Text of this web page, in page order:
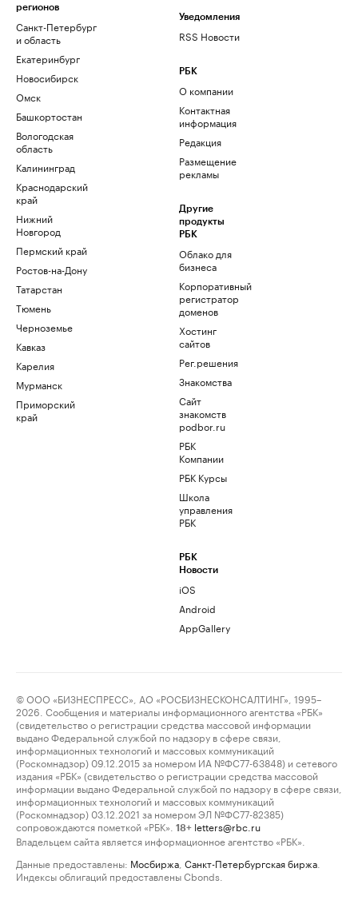
регионов
Санкт-Петербург
и область
Екатеринбург
Новосибирск
Омск
Башкортостан
Вологодская
область
Калининград
Краснодарский
край
Нижний
Новгород
Пермский край
Ростов-на-Дону
Татарстан
Тюмень
Черноземье
Кавказ
Карелия
Мурманск
Приморский
край
Уведомления
RSS Новости
РБК
О компании
Контактная
информация
Редакция
Размещение
рекламы
Другие
продукты
РБК
Облако для
бизнеса
Корпоративный
регистратор
доменов
Хостинг
сайтов
Рег.решения
Знакомства
Сайт
знакомств
podbor.ru
РБК
Компании
РБК Курсы
Школа
управления
РБК
РБК
Новости
iOS
Android
AppGallery
© ООО «БИЗНЕСПРЕСС», АО «РОСБИЗНЕСКОНСАЛТИНГ», 1995–
2026. Сообщения и материалы информационного агентства «РБК»
(свидетельство о регистрации средства массовой информации
выдано Федеральной службой по надзору в сфере связи,
информационных технологий и массовых коммуникаций
(Роскомнадзор) 09.12.2015 за номером ИА №ФС77-63848) и сетевого
издания «РБК» (свидетельство о регистрации средства массовой
информации выдано Федеральной службой по надзору в сфере связи,
информационных технологий и массовых коммуникаций
(Роскомнадзор) 03.12.2021 за номером ЭЛ №ФС77-82385)
сопровождаются пометкой «РБК».
18+ letters@rbc.ru
Владельцем сайта является информационное агентство «РБК».
Данные предоставлены: Мосбиржа Санкт-Петербургская биржа
Индексы облигаций предоставлены Cbonds.